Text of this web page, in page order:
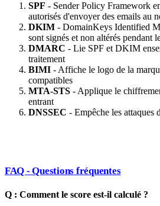
SPF - Sender Policy Framework
autorisés d'envoyer des emails au
DKIM - DomainKeys Identified
sont signés et non altérés pendant
DMARC - Lie SPF et DKIM
traitement
BIMI - Affiche le logo de la
compatibles
MTA-STS - Applique le
entrant
DNSSEC - Empêche les attaques
FAQ - Questions fréquentes
Q : Comment le score est-il calculé ?